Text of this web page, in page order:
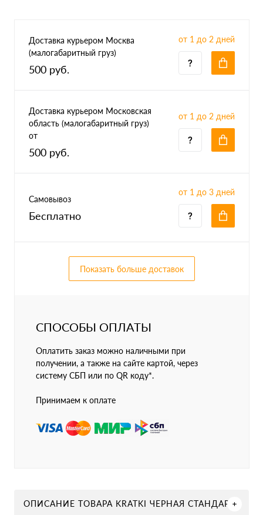
Доставка курьером Москва
(малогабаритный груз)
500 руб.
от 1 до 2 дней
Доставка курьером Московская
область (малогабаритный груз)
от
500 руб.
от 1 до 2 дней
Самовывоз
Бесплатно
от 1 до 3 дней
Показать больше доставок
СПОСОБЫ ОПЛАТЫ
Оплатить заказ можно наличными при
получении, а также на сайте картой, через
систему СБП или по QR коду*.
Принимаем к оплате
ОПИСАНИЕ ТОВАРА KRATKI ЧЕРНАЯ СТАНДАРТ